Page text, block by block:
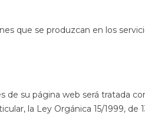
que se produzcan en los
de su página web será tratada
la Ley Orgánica 15/1999,